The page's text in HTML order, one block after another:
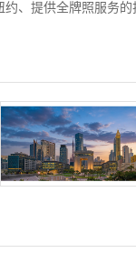
、提供全牌照服务的